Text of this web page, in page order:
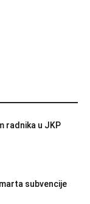
radnika u JKP
subvencije